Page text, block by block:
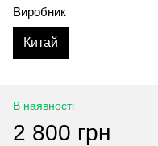
Виробник
Китай
В наявності
2 800 грн